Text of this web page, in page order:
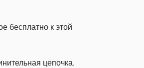
бесплатно к этой
цепочка.